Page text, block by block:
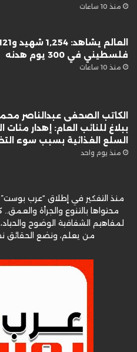
منذ 10 ساعات
فلسطيني في 300 يوم هدنه
منذ 10 ساعات
الكاتب الصحفى عبدالناصر
ببلاغ للنائب العام: إهدار مئات
السلع الغذائية بسبب سوء
منذ يوم واحد
منذ التفكير في إطلاق “عرب بوست”
محتواها بالتنوع والجرأة
لمفاهيم الشفافية الوضوح
من يعلم، ونضع الحقائق